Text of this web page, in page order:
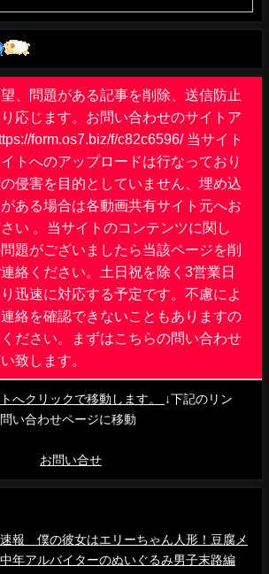
、問題がある記事を削除、送信防止
応じます。お問い合わせのサイトア
form.os7.biz/f/c82c6596/ 当サイト
トへのアップロードは行なっており
侵害を目的としていません、埋め込
ある場合は各動画共有サイト元へお
い 。当サイトのコンテンツに関し
題がございましたら当該ページを削
絡ください。土日祝を除く3営業日
迅速に対応する予定です。不慮によ
絡を確認できないこともありますの
ださい。まずはこちらの問い合わせ
致します。
へクリックで移動します。
↓下記のリン
い合わせページに移動
お問い合せ
報 僕の彼女はエリーちゃん人形！豆腐メ
年アルバイターのぬいぐるみ男子末路編